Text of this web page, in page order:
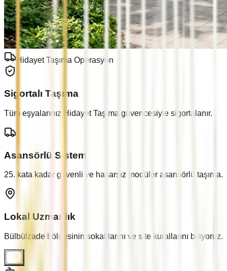
Hidayet Taşıma Operasyon
Sigortalı Taşıma
Tüm eşyalarınız Hidayet Taşıma güvencesiyle sigortalanır.
Asansörlü Sistem
25. kata kadar güvenli ve hasarsız modüler asansörlü taşıma.
Lokal Uzmanlık
Bülbülzade bölgesinin sokaklarını ve site kurallarını biliyoruz.